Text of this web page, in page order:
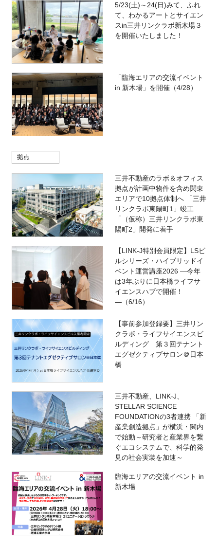
5/23(土)～24(日)みて、ふれ
て、わかるアートとサイエン
スin三井リンクラボ新木場３
を開催いたしました！
「臨海エリアの交流イベント
in 新木場」を開催（4/28）
拠点
三井不動産のラボ＆オフィス
拠点が計画中物件を含め関東
エリアで10拠点体制へ 「三井
リンクラボ東陽町1」竣工
「（仮称）三井リンクラボ東
陽町2」開発に着手
【LINK-J特別会員限定】LSビ
ルシリーズ・ハイブリッドイ
ベント運営講座2026 ―今年
は3年ぶりに日本橋ライフサ
イエンスハブで開催！
―（6/16）
【事前参加登録要】三井リン
クラボ・ライフサイエンスビ
ルディング 第３回テナント
エグゼクティブサロン＠日本
橋
三井不動産、LINK-J、
STELLAR SCIENCE
FOUNDATIONの3者連携 「新
産業創造拠点」が横浜・関内
で始動～研究者と産業界を繋
ぐエコシステムで、科学的発
見の社会実装を加速～
臨海エリアの交流イベント in
新木場